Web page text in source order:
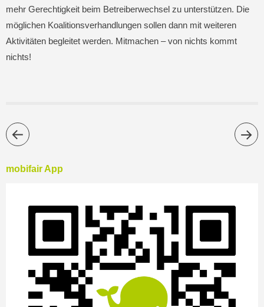
mehr Gerechtigkeit beim Betreiberwechsel zu unterstützen. Die
möglichen Koalitionsverhandlungen sollen dann mit weiteren
Aktivitäten begleitet werden. Mitmachen – von nichts kommt
nichts!
mobifair App